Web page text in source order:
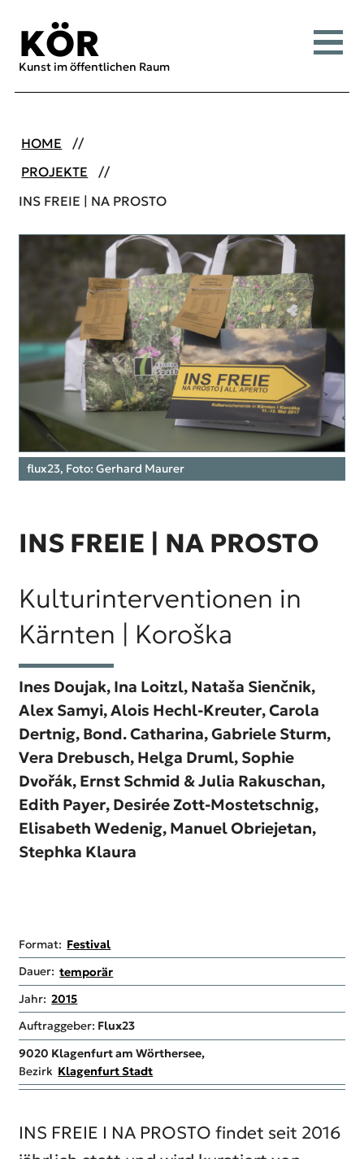
KÖR
Kunst im öffentlichen Raum
Menü
HOME
PROJEKTE
INS FREIE | NA PROSTO
flux23, Foto: Gerhard Maurer
INS FREIE | NA PROSTO
Kulturinterventionen in
Kärnten | Koroška
Ines Doujak, Ina Loitzl, Nataša Sienčnik,
Alex Samyi,Alois Hechl-Kreuter,Carola
Dertnig, Bond. Catharina,Gabriele Sturm,
Vera Drebusch, Helga Druml, Sophie
Dvořák, Ernst Schmid & Julia Rakuschan,
Edith Payer, Desirée Zott-Mostetschnig,
Elisabeth Wedenig, Manuel Obriejetan,
Stephka Klaura
Format: Festival
Dauer: temporär
Jahr: 2015
Auftraggeber: Flux23
9020 Klagenfurt am Wörthersee,
Bezirk Klagenfurt Stadt
INS FREIE I NA PROSTO findet seit 2016